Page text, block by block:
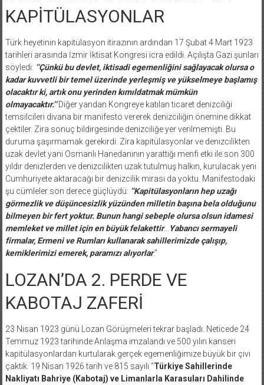
KAPİTÜLASYONLAR
Türk heyetinin kapitülasyon itirazının ardından 17 Şubat 4 Mart 1923
tarihleri arasında İzmir İktisat Kongresi icra edildi. Açılışta Gazi şunları
söyledi: ‘’Çünkü bu devlet, iktisadi egemenliğini sağlayacak olursa o
kadar kuvvetli bir temel üzerinde yerleşmiş ve yükselmeye başlamış
olacaktır ki, artık onu yerinden kımıldatmak mümkün
olmayacaktır.’’Diğer yandan Kongreye katılan ticaret denizciliği
temsilcileri divana bir manifesto vererek denizciliğin önemine dikkat
çektiler. Zira sonuç bildirgesinde denizciliğe yer verilmemişti. Bu
duruma şaşırmamak gerekirdi. Zira kapitülasyonlar ve denizcilikten
uzak devlet yani Osmanlı Hanedanının yarattığı menfi etki ile son 300
yıldır denizlerden ve denizcilikten uzak tutulmuş halkın, kurulacak yeni
Cumhuriyete aktaracağı bir denizcilik mirası da yoktu. Manifestodaki
şu cümleler son derece güçlüydü: ‘’Kapitülasyonların hep uzağı
görmezlik ve düşüncesizlik yüzünden milletin başına bela olduğunu
bilmeyen bir fert yoktur. Bunun hangi sebeple olursa olsun idamesi
memleket ve millet için en büyük felakettir… Yabancı sermayeli
firmalar, Ermeni ve Rumları kullanarak sahillerimizde çalışıp,
kemiklerimizi emerek, paramızı alıyorlar.’’
LOZAN’DA 2. PERDE VE
KABOTAJ ZAFERİ
23 Nisan 1923 günü Lozan Görüşmeleri tekrar başladı. Neticede 24
Temmuz 1923 tarihinde Anlaşma imzalandı ve 500 yılın kanseri
kapitülasyonlardan kurtularak gerçek egemenliğimize büyük bir çivi
çaktık. 19 Nisan 1926 tarih ve 815 sayılı “Türkiye Sahillerinde
Nakliyatı Bahriye (Kabotaj) ve Limanlarla Karasuları Dahilinde